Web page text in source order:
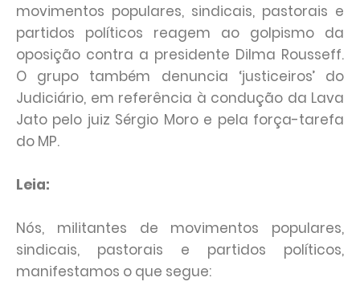
movimentos populares, sindicais, pastorais e
partidos políticos reagem ao golpismo da
oposição contra a presidente Dilma Rousseff.
O grupo também denuncia ‘justiceiros’ do
Judiciário, em referência à condução da Lava
Jato pelo juiz Sérgio Moro e pela força-tarefa
do MP.
Leia:
Nós, militantes de movimentos populares,
sindicais, pastorais e partidos políticos,
manifestamos o que segue: